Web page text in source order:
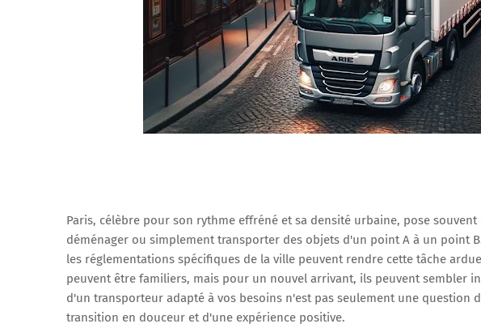
Paris, célèbre pour son rythme effréné et sa densité urbaine, pose
déménager ou simplement transporter des objets d'un point A à un point
les réglementations spécifiques de la ville peuvent rendre cette tâche
peuvent être familiers, mais pour un nouvel arrivant, ils peuvent sembler
d'un transporteur adapté à vos besoins n'est pas seulement une question
transition en douceur et d'une expérience positive.